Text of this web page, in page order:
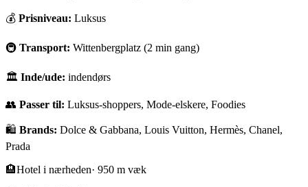
💰 Prisniveau: Luksus
🚇 Transport: Wittenbergplatz (2 min gang)
🏛 Inde/ude: indendørs
👥 Passer til: Luksus-shoppers, Mode-elskere, Foodies
🛍️ Brands: Dolce & Gabbana, Louis Vuitton, Hermès, Chanel,
Prada
🏨Hotel i nærheden· 950 m væk